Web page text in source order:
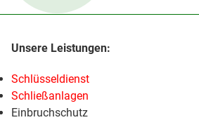
Schlüsseldienst
Schließanlagen
Einbruchschutz